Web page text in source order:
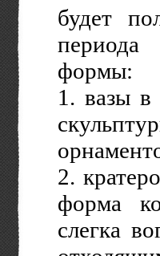
будет
формы:
1. вазы в
2.
форма
слегка